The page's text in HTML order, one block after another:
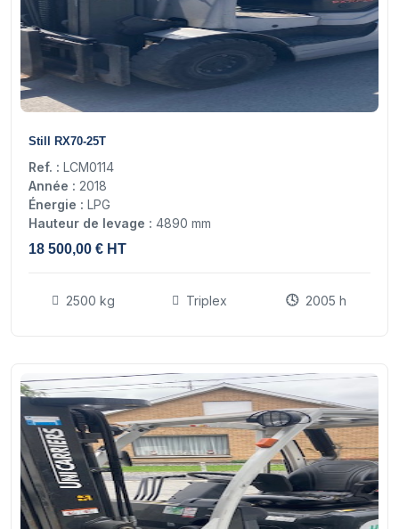
Still RX70-25T
Ref. : LCM0114
Année : 2018
Énergie : LPG
Hauteur de levage : 4890 mm
18 500,00 € HT
2500 kg Triplex 2005 h